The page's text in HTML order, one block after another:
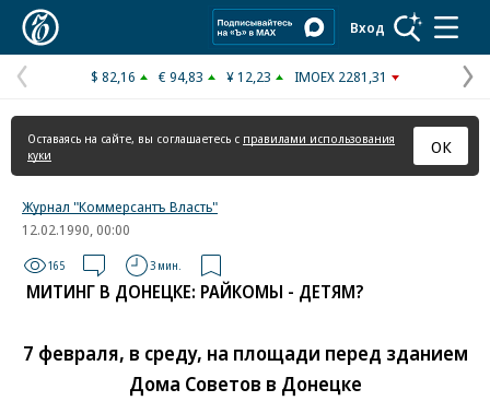
Вход
Предыдущая
страница
$ 82,16 € 94,83 ¥ 12,23 IMOEX 2281,31
Оставаясь на сайте, вы соглашаетесь с правилами использования
куки
ОК
Журнал "Коммерсантъ Власть"
12.02.1990, 00:00
165 3 мин.
МИТИНГ В ДОНЕЦКЕ: РАЙКОМЫ - ДЕТЯМ?
7 февраля, в среду, на площади перед зданием
Дома Советов в Донецке